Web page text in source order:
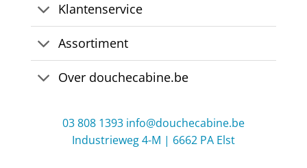
Klantenservice
Assortiment
Over douchecabine.be
03 808 1393 info@douchecabine.be
Industrieweg 4-M | 6662 PA Elst